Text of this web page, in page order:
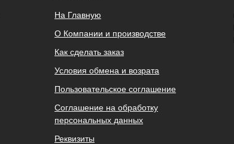
На Главную
О Компании и производстве
Как сделать заказ
Условия обмена и возрата
Пользовательское соглашение
Соглашение на обработку
персональных данных
Реквизиты